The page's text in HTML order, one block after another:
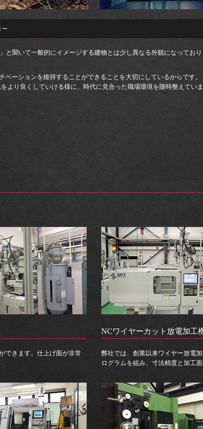
聞いて一般的にイメージする建物とは少し異なる外観になってお
ーションを維持することができることを大切にしているからです
より良くしていける様に、時代に見合った職場環境を随時整えてい
NCワイヤーカット放電加工
できます。仕上げ面が非常
弊社では、創業以来ワイヤー放電
ログラムを組み、寸法精度と加工